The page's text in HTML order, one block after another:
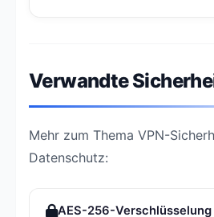
Verwandte
Mehr zum Thema VPN-
Datenschutz:
AES-256-